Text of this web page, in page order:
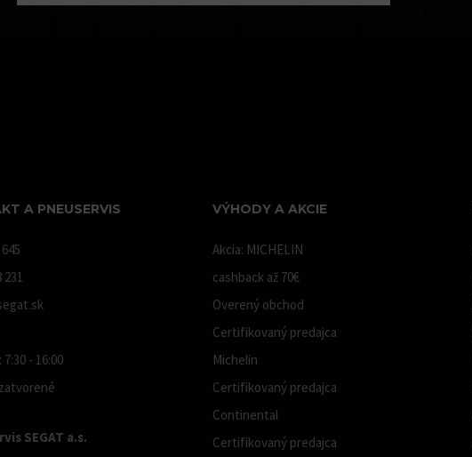
A PNEUSERVIS
231
- 16:00
SEGAT a.s.
VÝHODY A AKCIE
Akcia: MICHELIN
cashback až 70€
Overený obchod
Certifikovaný predajca
Michelin
Certifikovaný predajca
Continental
Certifikovaný predajca